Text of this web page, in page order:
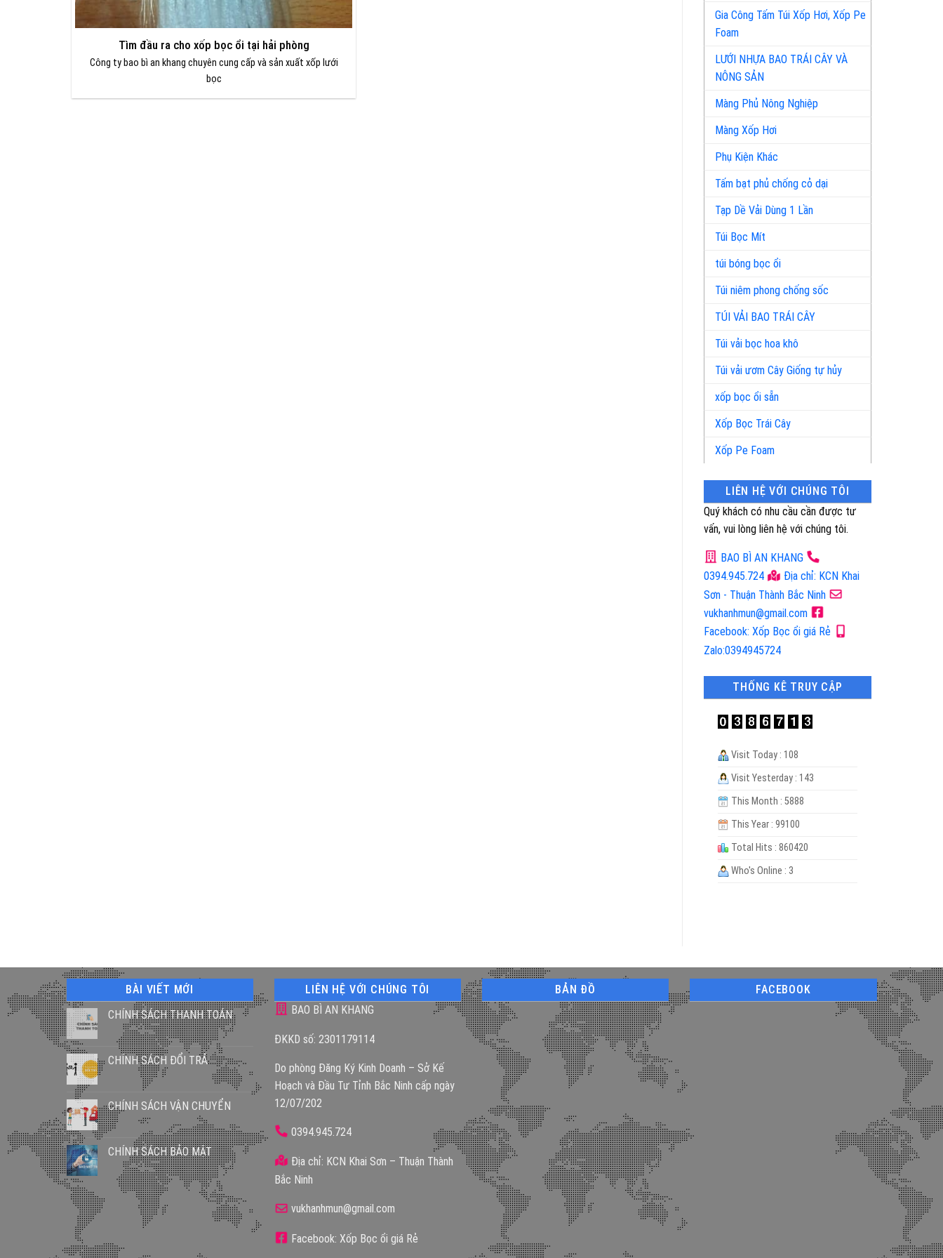
Tìm đầu ra cho xốp bọc ổi tại hải phòng
Công ty bao bì an khang chuyên cung cấp và sản xuất xốp lưới
bọc
Gia Công Tấm Túi Xốp Hơi, Xốp Pe
Foam
LƯỚI NHỰA BAO TRÁI CÂY VÀ
NÔNG SẢN
Màng Phủ Nông Nghiệp
Màng Xốp Hơi
Phụ Kiện Khác
Tấm bạt phủ chống cỏ dại
Tạp Dề Vải Dùng 1 Lần
Túi Bọc Mít
túi bóng bọc ổi
Túi niêm phong chống sốc
TÚI VẢI BAO TRÁI CÂY
Túi vải bọc hoa khô
Túi vải ươm Cây Giống tự hủy
xốp bọc ổi sẵn
Xốp Bọc Trái Cây
Xốp Pe Foam
LIÊN HỆ VỚI CHÚNG TÔI
Quý khách có nhu cầu cần được tư
vấn, vui lòng liên hệ với chúng tôi.
BAO BÌ AN KHANG
0394.945.724
Địa chỉ: KCN Khai
Sơn - Thuận Thành Bắc Ninh
vukhanhmun@gmail.com
Facebook: Xốp Bọc ổi giá Rẻ
Zalo:0394945724
THỐNG KÊ TRUY CẬP
Visit Today : 108
Visit Yesterday : 143
This Month : 5888
This Year : 99100
Total Hits : 860420
Who's Online : 3
BÀI VIẾT MỚI
CHÍNH SÁCH THANH TOÁN
CHÍNH SÁCH ĐỔI TRẢ
CHÍNH SÁCH VẬN CHUYỂN
CHÍNH SÁCH BẢO MẬT
LIÊN HỆ VỚI CHÚNG TÔI
BAO BÌ AN KHANG
ĐKKD số: 2301179114
Do phòng Đăng Ký Kinh Doanh – Sở Kế
Hoạch và Đầu Tư Tỉnh Bắc Ninh cấp ngày
12/07/202
0394.945.724
Địa chỉ: KCN Khai Sơn – Thuận Thành
Bắc Ninh
vukhanhmun@gmail.com
Facebook: Xốp Bọc ổi giá Rẻ
BẢN ĐỒ FACEBOOK